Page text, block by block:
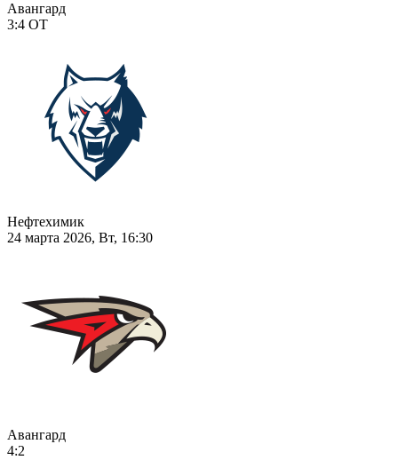
Авангард
3:4 ОТ
Нефтехимик
24 марта 2026, Вт, 16:30
Авангард
4:2